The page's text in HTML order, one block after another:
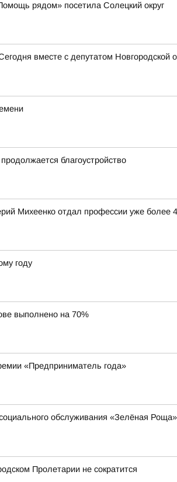
рядом» посетила Солецкий округ
вместе с депутатом
благоустройство
Михеенко отдал профессии уже более
году
выполнено на 70%
«Предприниматель года»
обслуживания «Зелёная
Пролетарии не сократится